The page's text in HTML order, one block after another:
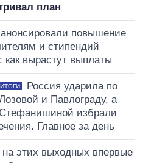
план
повышение
и стипендий
как вырастут выплаты
ИТОГИ
Россия ударила по
и Павлограду, а
Стефанишиной избрали
Главное за день
на этих выходных впервые